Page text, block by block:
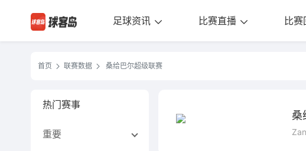
足球资讯 比赛直播 比
首页 联赛数据 桑给巴尔超级联赛
热门赛事
重要
桑